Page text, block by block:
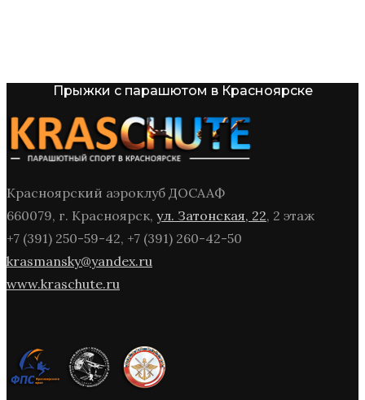
Прыжки с парашютом в Красноярске
Красноярский аэроклуб ДОСААФ
660079, г. Красноярск, ул. Затонская, 22, 2 этаж
+7 (391) 250-59-42, +7 (391) 260-42-50
krasmansky@yandex.ru
www.kraschute.ru